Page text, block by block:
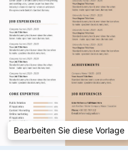
Bearbeiten Sie diese Vorlage